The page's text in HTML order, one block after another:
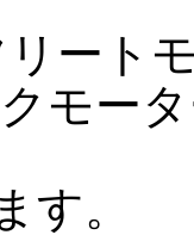
リート
モー
す。